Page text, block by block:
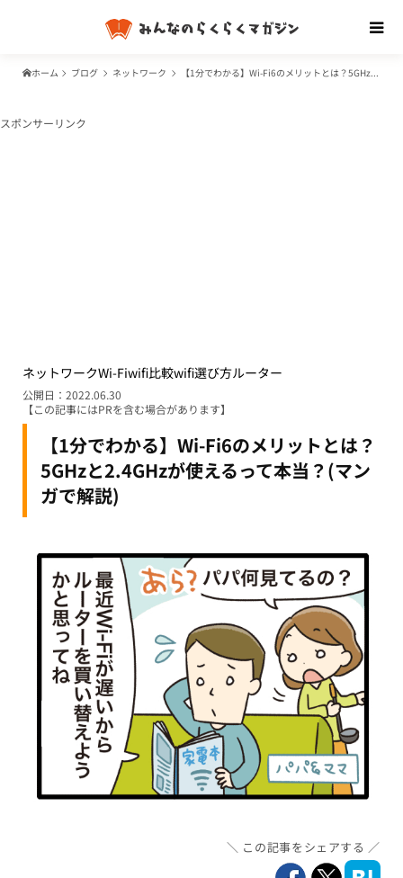
ホーム ブログ ネットワーク 【1分でわかる】Wi-Fi6のメリットとは？5GHzと2.4GHzが使えるって本当？(マンガで解説)
スポンサーリンク
ネットワークWi-Fiwifi比較wifi選び方ルーター
【1分でわかる】Wi-Fi6のメリットとは？
5GHzと2.4GHzが使えるって本当？(マン
ガで解説)
公開日：2022.06.30
【この記事にはPRを含む場合があります】
この記事をシェアする